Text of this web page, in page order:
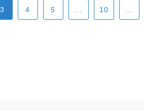
3 4 5 10